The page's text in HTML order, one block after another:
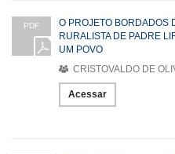
PDF
O PROJETO BORDADOS
RURALISTA DE PADRE
UM POVO
CRISTOVALDO DE
Acessar